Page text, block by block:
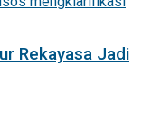
Rekayasa Jadi